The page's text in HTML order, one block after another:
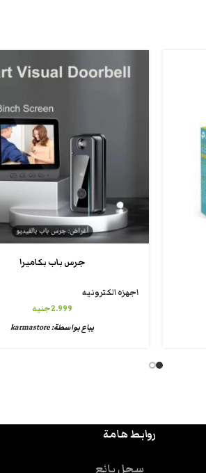
جرس باب بكاميرا
اجهزه الكترونيه
2.999جنيه
يباع بواسطة:karmastore
روابط هامة
سجل بائع